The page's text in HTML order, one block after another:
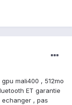
mali400 , 512mo
ET garantie
, pas